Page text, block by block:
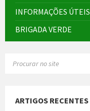
INFORMAÇÕES ÚTEIS
BRIGADA VERDE
ARTIGOS RECENTES